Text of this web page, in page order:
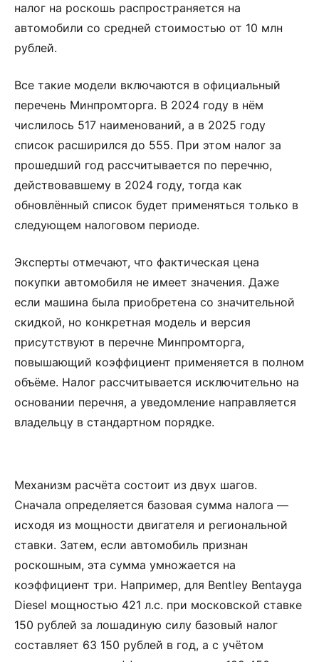
налог на роскошь распространяется на
автомобили со средней стоимостью от 10 млн
рублей.
Все такие модели включаются в официальный
перечень Минпромторга. В 2024 году в нём
числилось 517 наименований, а в 2025 году
список расширился до 555. При этом налог за
прошедший год рассчитывается по перечню,
действовавшему в 2024 году, тогда как
обновлённый список будет применяться только в
следующем налоговом периоде.
Эксперты отмечают, что фактическая цена
покупки автомобиля не имеет значения. Даже
если машина была приобретена со значительной
скидкой, но конкретная модель и версия
присутствуют в перечне Минпромторга,
повышающий коэффициент применяется в полном
объёме. Налог рассчитывается исключительно на
основании перечня, а уведомление направляется
владельцу в стандартном порядке.
Механизм расчёта состоит из двух шагов.
Сначала определяется базовая сумма налога —
исходя из мощности двигателя и региональной
ставки. Затем, если автомобиль признан
роскошным, эта сумма умножается на
коэффициент три. Например, для Bentley Bentayga
Diesel мощностью 421 л.с. при московской ставке
150 рублей за лошадиную силу базовый налог
составляет 63 150 рублей в год, а с учётом